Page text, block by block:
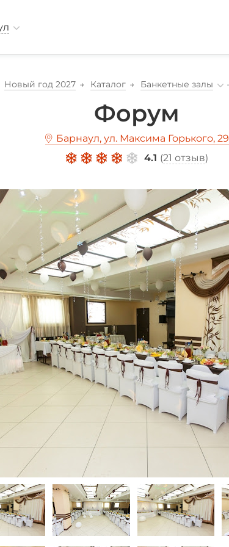
Новый год 2027 Каталог Банкетные залы
Форум
Барнаул, ул. Максима Горького, 29
4.1 (21 отзыв)
*
*
*